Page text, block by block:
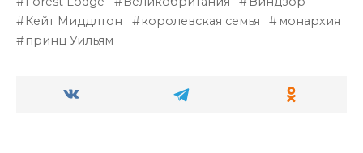
Кейт Миддлтон
королевская семья
монархия
принц Уильям